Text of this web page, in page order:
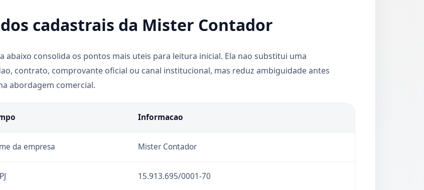
cadastrais da Mister Contador
abaixo consolida os pontos mais uteis para leitura inicial. Ela nao substitui uma
contrato, comprovante oficial ou canal institucional, mas reduz ambiguidade antes
abordagem comercial.
Informacao
da empresa Mister Contador
15.913.695/0001-70